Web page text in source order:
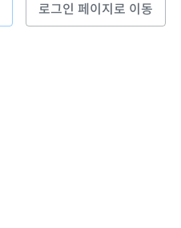
로그인 페이지로 이동